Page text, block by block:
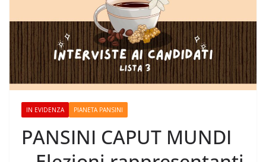
IN EVIDENZA PIANETA PANSINI
PANSINI CAPUT MUNDI